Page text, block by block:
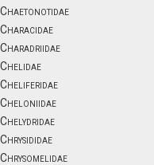
Chaetonotidae
Characidae
Charadriidae
Chelidae
Cheliferidae
Cheloniidae
Chelydridae
Chrysididae
Chrysomelidae